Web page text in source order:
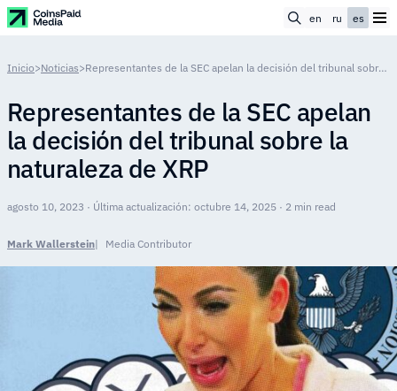
en ru es
Inicio>Noticias> Representantes de la SEC apelan la decisión del tribunal sobre la naturaleza de XRP
Representantes de la SEC apelan
la decisión del tribunal sobre la
naturaleza de XRP
agosto 10, 2023 · Última actualización: octubre 14, 2025 · 2 min read
Mark Wallerstein Media Contributor